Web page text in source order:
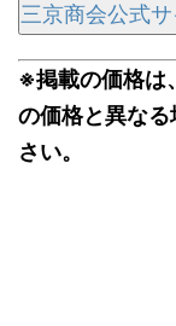
三京商会公式サ
※掲載の価格は
の価格と異な
さい。